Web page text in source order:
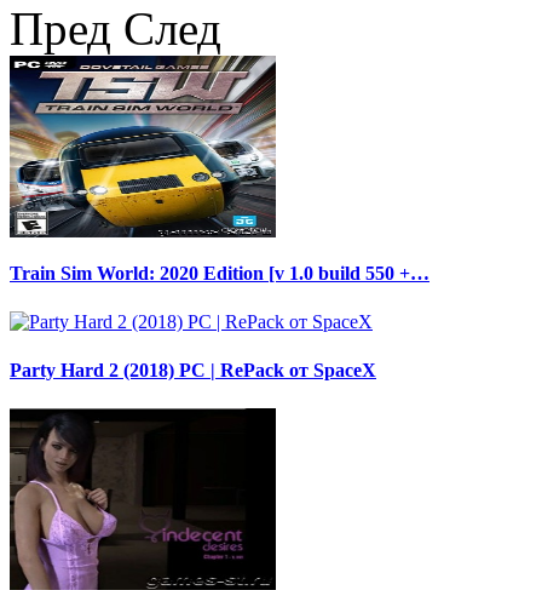
Пред След
Train Sim World: 2020 Edition [v 1.0 build 550 +…
Party Hard 2 (2018) PC | RePack от SpaceX